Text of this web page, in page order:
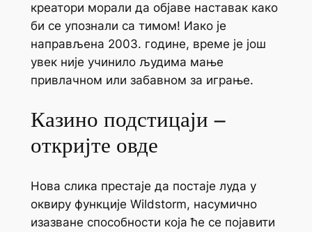
креатори морали да објаве наставак како
би се упознали са тимом! Иако је
направљена 2003. године, време је још
увек није учинило људима мање
привлачном или забавном за играње.
Казино подстицаји –
откријте овде
Нова слика престаје да постаје луда у
оквиру функције Wildstorm, насумично
изазване способности која ће се појавити